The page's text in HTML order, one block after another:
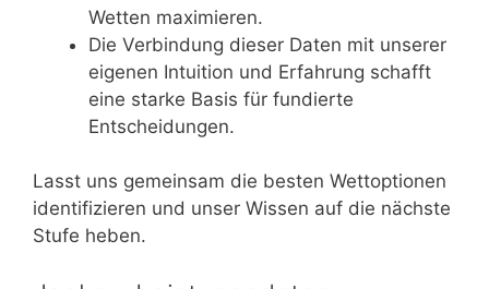
Wetten maximieren.
Die Verbindung dieser Daten mit unserer
eigenen Intuition und Erfahrung schafft
eine starke Basis für fundierte
Entscheidungen.
Lasst uns gemeinsam die besten Wettoptionen
identifizieren und unser Wissen auf die nächste
Stufe heben.